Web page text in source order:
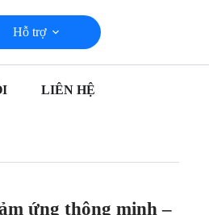
Hỗ trợ
LIÊN HỆ
ứng thông minh –